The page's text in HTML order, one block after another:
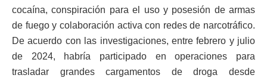
cocaína, conspiración para el uso y posesión de armas
de fuego y colaboración activa con redes de narcotráfico.
De acuerdo con las investigaciones, entre febrero y julio
de 2024, habría participado en operaciones para
trasladar grandes cargamentos de droga desde